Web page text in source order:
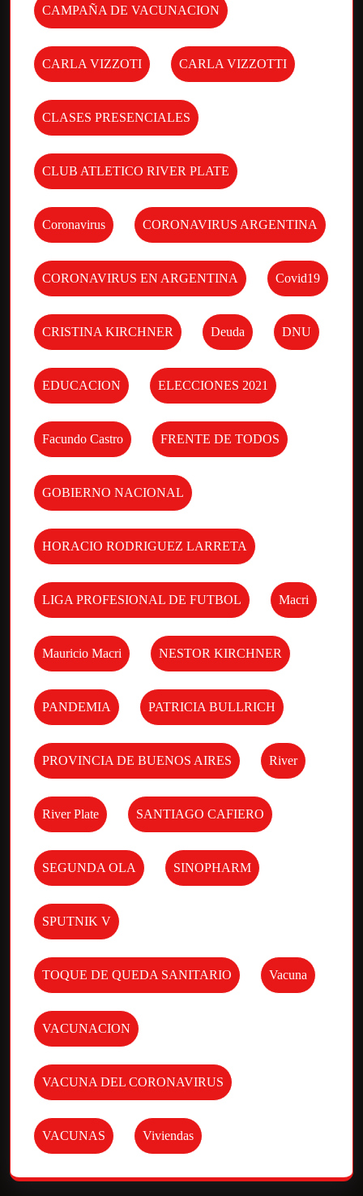
CAMPAÑA DE VACUNACION
CARLA VIZZOTI CARLA VIZZOTTI
CLASES PRESENCIALES
CLUB ATLETICO RIVER PLATE
Coronavirus CORONAVIRUS ARGENTINA
CORONAVIRUS EN ARGENTINA Covid19
CRISTINA KIRCHNER Deuda DNU
EDUCACION ELECCIONES 2021
Facundo Castro FRENTE DE TODOS
GOBIERNO NACIONAL
HORACIO RODRIGUEZ LARRETA
LIGA PROFESIONAL DE FUTBOL Macri
Mauricio Macri NESTOR KIRCHNER
PANDEMIA PATRICIA BULLRICH
PROVINCIA DE BUENOS AIRES River
River Plate SANTIAGO CAFIERO
SEGUNDA OLA SINOPHARM
SPUTNIK V
TOQUE DE QUEDA SANITARIO Vacuna
VACUNACION
VACUNA DEL CORONAVIRUS
VACUNAS Viviendas